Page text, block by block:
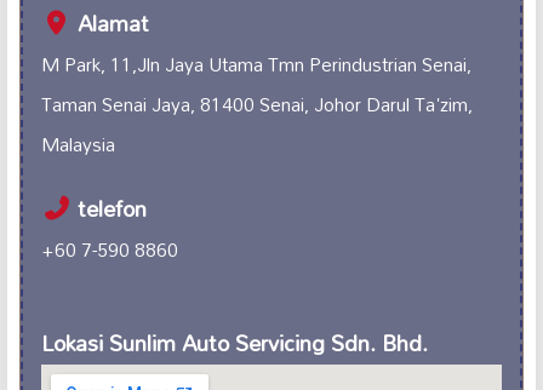
Alamat
M Park, 11,Jln Jaya Utama Tmn Perindustrian Senai,
Taman Senai Jaya, 81400 Senai, Johor Darul Ta'zim,
Malaysia
telefon
+60 7-590 8860
Lokasi Sunlim Auto Servicing Sdn. Bhd.